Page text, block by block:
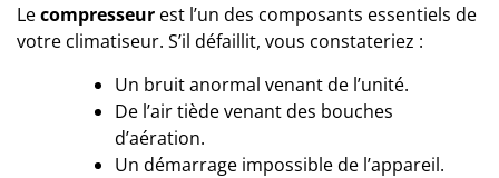
Lecompresseur est l’un des composants essentiels de
votre climatiseur. S’il défaillit, vous constateriez :
Un bruit anormal venant de l’unité.
De l’air tiède venant des bouches
d’aération.
Un démarrage impossible de l’appareil.